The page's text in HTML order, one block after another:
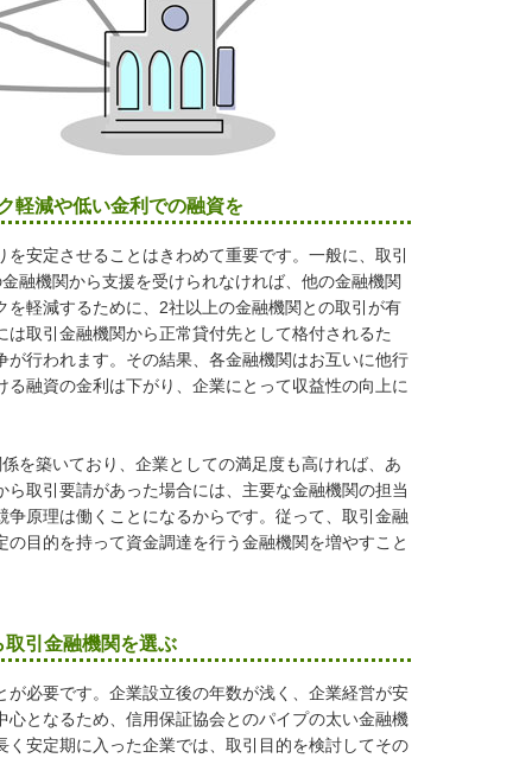
軽減や低い金利での融資を
安定させることはきわめて重要です。一般に、取引
融機関から支援を受けられなければ、他の金融機関
軽減するために、2社以上の金融機関との取引が有
取引金融機関から正常貸付先として格付されるた
行われます。その結果、各金融機関はお互いに他行
融資の金利は下がり、企業にとって収益性の向上に
築いており、企業としての満足度も高ければ、あ
取引要請があった場合には、主要な金融機関の担当
原理は働くことになるからです。従って、取引金融
目的を持って資金調達を行う金融機関を増やすこと
引金融機関を選ぶ
必要です。企業設立後の年数が浅く、企業経営が安
となるため、信用保証協会とのパイプの太い金融機
安定期に入った企業では、取引目的を検討してその